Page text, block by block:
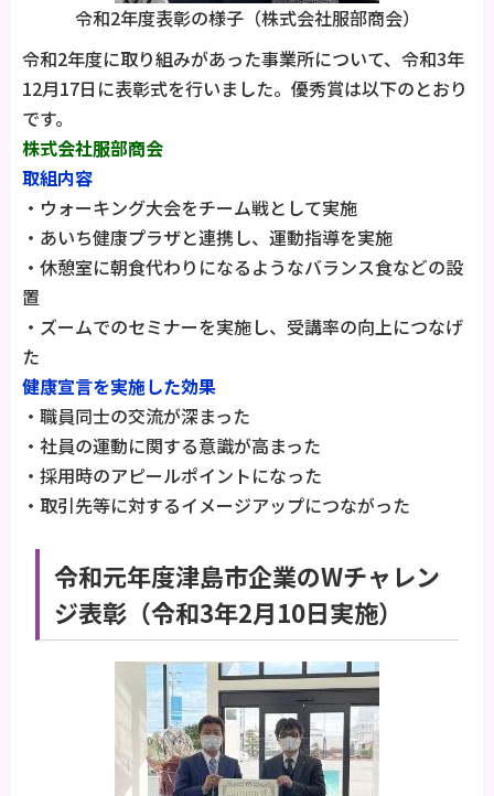
令和2年度表彰の様子（株式会社服部商会）
令和2年度に取り組みがあった事業所について、令和3年
12月17日に表彰式を行いました。優秀賞は以下のとおり
です。
株式会社服部商会
取組内容
・ウォーキング大会をチーム戦として実施
・あいち健康プラザと連携し、運動指導を実施
・休憩室に朝食代わりになるようなバランス食などの設
置
・ズームでのセミナーを実施し、受講率の向上につなげ
た
健康宣言を実施した効果
・職員同士の交流が深まった
・社員の運動に関する意識が高まった
・採用時のアピールポイントになった
・取引先等に対するイメージアップにつながった
令和元年度津島市企業のWチャレン
ジ表彰（令和3年2月10日実施）